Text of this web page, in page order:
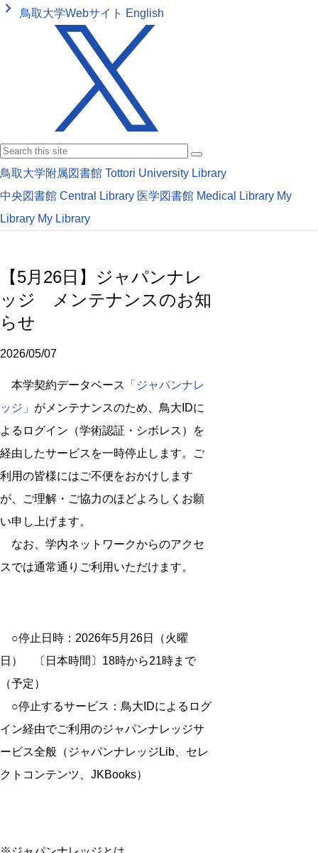
keyboard_arrow_right 鳥取大学Webサイト English
鳥取大学附属図書館 Tottori University Library
中央図書館 Central Library 医学図書館 Medical Library My
Library My Library
【5月26日】ジャパンナレ
ッジ メンテナンスのお知
らせ
2026/05/07
本学契約データベース
「ジャパンナレ
ッジ」 がメンテナンスのため、鳥大IDに
よるログイン（学術認証・シボレス）を
経由したサービスを一時停止します。ご
利用の皆様にはご不便をおかけします
が、ご理解・ご協力のほどよろしくお願
い申し上げます。
なお、学内ネットワークからのアクセ
スでは通常通りご利用いただけます。
○停止日時：2026年5月26日（火曜
日） 〔日本時間〕18時から21時まで
（予定）
○停止するサービス：鳥大IDによるログ
イン経由でご利用のジャパンナレッジサ
ービス全般（ジャパンナレッジLib、セレ
クトコンテンツ、JKBooks）